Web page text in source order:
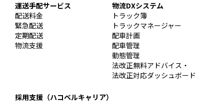
運送手配サービス
配送料金
緊急配送
定期配送
物流支援
物流DXシステム
トラック簿
トラックマネージャー
配車計画
配車管理
動態管理
法改正無料アドバイス・
法改正対応ダッシュボード
採用支援（ハコベルキャリア）